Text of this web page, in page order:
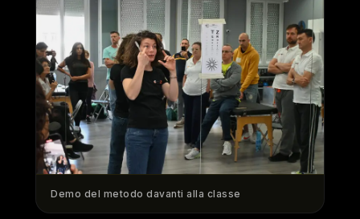
Demo del metodo davanti alla classe